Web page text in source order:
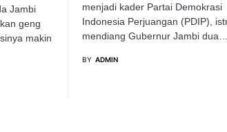
Jambi
geng
makin
menjadi kader Partai Demokrasi
Indonesia Perjuangan (PDIP),
mendiang Gubernur Jambi dua…
BY ADMIN